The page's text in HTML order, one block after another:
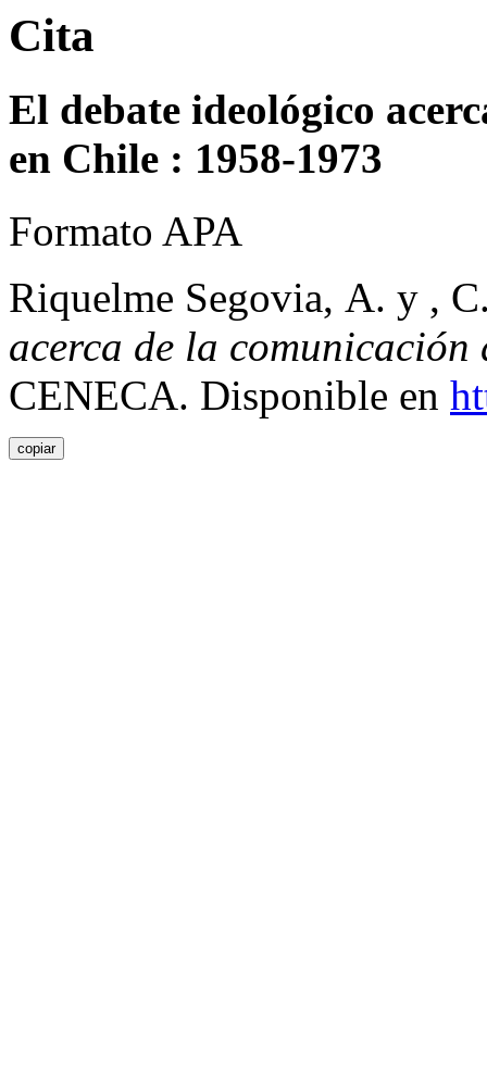
Cita
El debate ideológico
en Chile : 1958-1973
Formato APA
Riquelme Segovia, A. y ,
acerca de la
CENECA. Disponible en
copiar